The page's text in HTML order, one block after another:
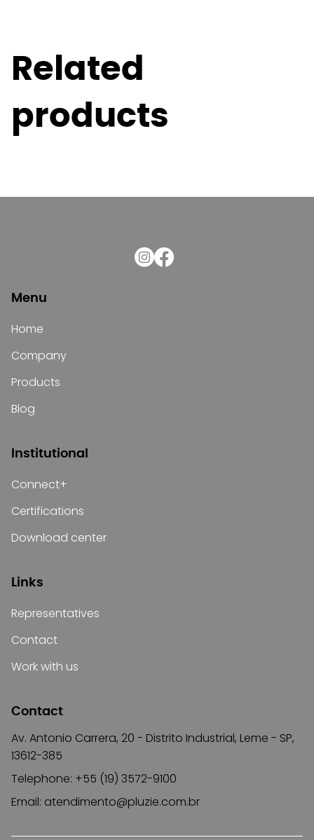
Related
products
Menu
Home
Company
Products
Blog
Institutional
Connect+
Certifications
Download center
Links
Representatives
Contact
Work with us
Contact
Av. Antonio Carrera, 20 - Distrito Industrial, Leme - SP,
13612-385
Telephone: +55 (19) 3572-9100
Email: atendimento@pluzie.com.br